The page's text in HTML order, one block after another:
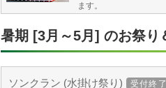
ます。
暑期 [3月～5月] のお祭り
ソンクラン (水掛け祭り) 受付終了